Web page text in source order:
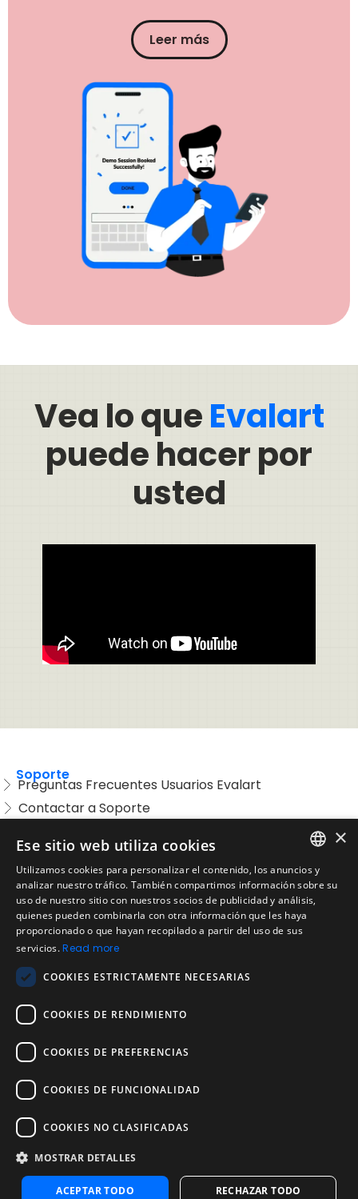
Leer más
Vea lo queEvalart
puede hacer por
usted
Soporte
Preguntas Frecuentes Usuarios Evalart
Contactar a Soporte
Legal
Condiciones de Servicio
Aviso de privacidad
Política de cookies
Política de devoluciones
Acuerdo de licencia de usuario
Aviso legal
Política de uso aceptable
Empresa
Acerca de nosotros
Blog
Pruebas de confiabilidad y validez
Pruebas
Contáctenos
Contáctenos
Contactar con ventas
ENGLISH
SPANISH
×
Ese sitio web utiliza cookies
Utilizamos cookies para personalizar el contenido, los anuncios y
analizar nuestro tráfico. También compartimos información sobre su
uso de nuestro sitio con nuestros socios de publicidad y análisis,
quienes pueden combinarla con otra información que les haya
proporcionado o que hayan recopilado a partir del uso de sus
servicios.Read more
COOKIES ESTRICTAMENTE NECESARIAS
COOKIES DE RENDIMIENTO
COOKIES DE PREFERENCIAS
COOKIES DE FUNCIONALIDAD
COOKIES NO CLASIFICADAS
MOSTRAR DETALLES
ACEPTAR TODO RECHAZAR TODO